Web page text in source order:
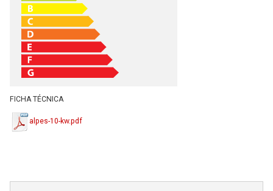
FICHA TÉCNICA
alpes-10-kw.pdf